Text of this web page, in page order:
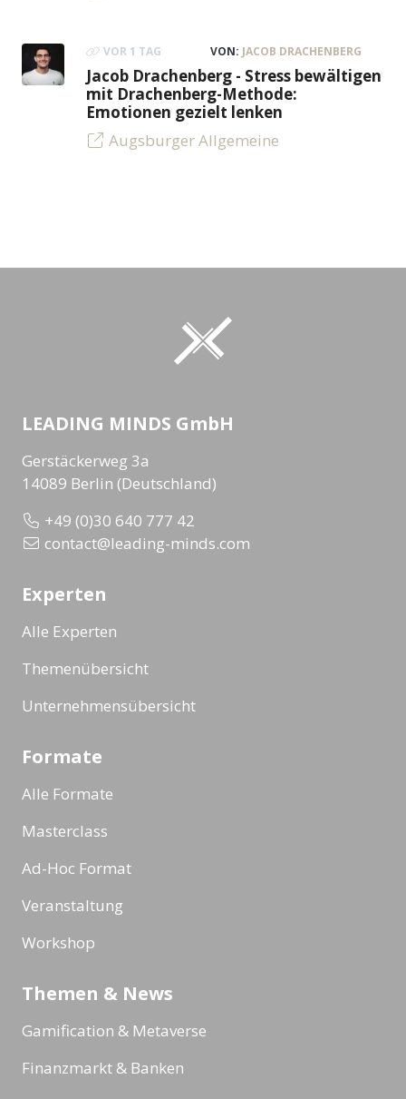
VOR 1 TAG VON: JACOB DRACHENBERG
Jacob Drachenberg - Stress bewältigen
mit Drachenberg-Methode:
Emotionen gezielt lenken
Augsburger Allgemeine
LEADING MINDS GmbH
Gerstäckerweg 3a
14089 Berlin (Deutschland)
+49 (0)30 640 777 42
contact@leading-minds.com
Experten
Alle Experten
Themenübersicht
Unternehmensübersicht
Formate
Alle Formate
Masterclass
Ad-Hoc Format
Veranstaltung
Workshop
Themen & News
Gamification & Metaverse
Finanzmarkt & Banken